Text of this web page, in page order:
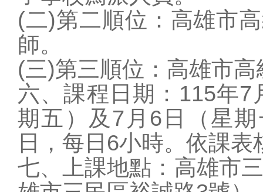
(二)第二順位：高雄市
師。
(三)第三順位：高雄市
六、課程日期：115年
期五）及7月6日（星
日，每日6小時。依課表
七、上課地點：高雄市